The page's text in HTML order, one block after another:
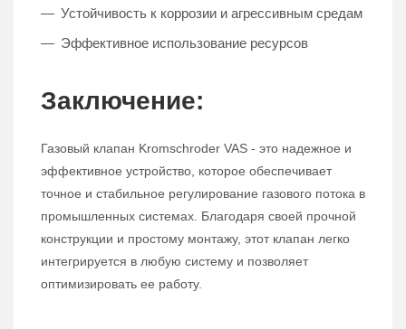
Устойчивость к коррозии и агрессивным средам
Эффективное использование ресурсов
Заключение:
Газовый клапан Kromschroder VAS - это надежное и
эффективное устройство, которое обеспечивает
точное и стабильное регулирование газового потока в
промышленных системах. Благодаря своей прочной
конструкции и простому монтажу, этот клапан легко
интегрируется в любую систему и позволяет
оптимизировать ее работу.